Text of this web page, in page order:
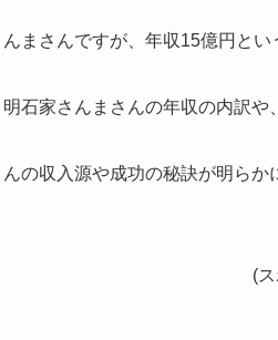
まさんですが、年収15億円と
石家さんまさんの年収の内訳
の収入源や成功の秘訣が明ら
(